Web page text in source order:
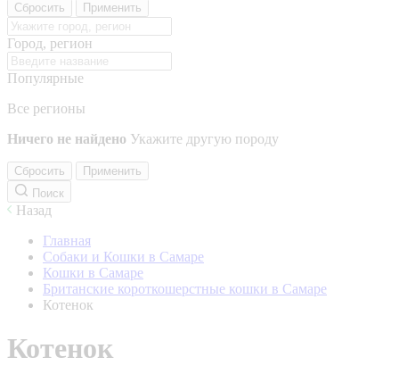
Сбросить Применить
Город, регион
Популярные
Все регионы
Ничего не найдено Укажите другую породу
Сбросить
Применить
Поиск
Назад
Главная
Собаки и Кошки в Самаре
Кошки в Самаре
Британские короткошерстные кошки в Самаре
Котенок
Котенок